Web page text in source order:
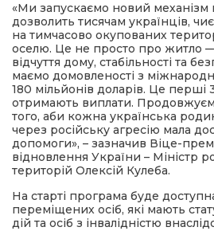
«Ми запускаємо новий механізм
дозволить тисячам українців,
на тимчасово окупованих
оселю. Це не просто про житло
відчуття дому, стабільності та
маємо домовленості з
180 мільйонів доларів. Це перші
отримають виплати.
того, аби кожна українська
через російську агресію мала
допомоги», – зазначив Віце-
відновлення України – Міністр
територій Олексій Кулеба.
На старті програма буде
переміщених осіб, які мають
дій та осіб з інвалідністю